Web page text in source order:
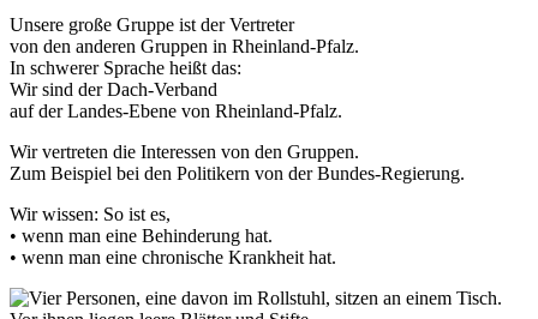
Unsere große Gruppe ist der Vertreter
von den anderen Gruppen in Rheinland-Pfalz.
In schwerer Sprache heißt das:
Wir sind der Dach-Verband
auf der Landes-Ebene von Rheinland-Pfalz.
Wir vertreten die Interessen von den Gruppen.
Zum Beispiel bei den Politikern von der Bundes-Regierung.
Wir wissen: So ist es,
• wenn man eine Behinderung hat.
• wenn man eine chronische Krankheit hat.